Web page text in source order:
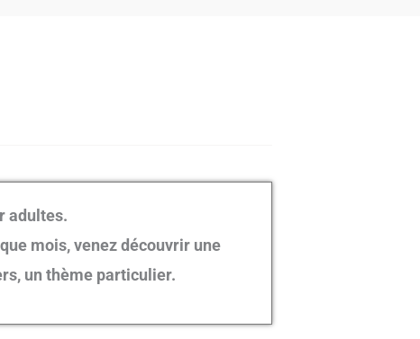
adultes.
mois, venez découvrir une
un thème particulier.